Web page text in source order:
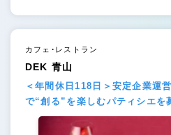
カフェ・レストラン
DEK 青山
＜年間休日118日＞安定企業運
で“創る”を楽しむパティシエを